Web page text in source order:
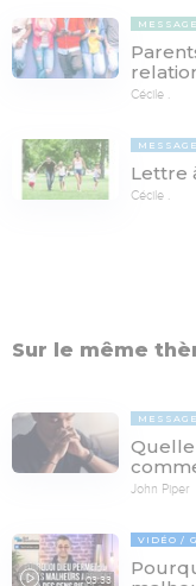
Cécile .
Lettre
Cécile .
Sur le même
John Piper
03:33
VIDÉO